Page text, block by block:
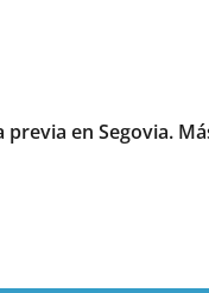
previa en Segovia.